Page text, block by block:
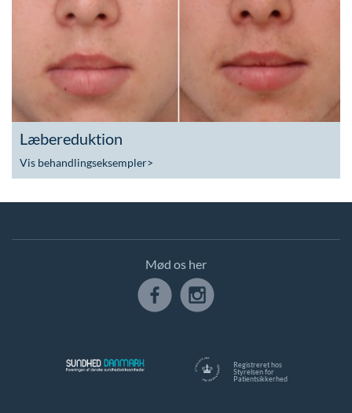
Læbereduktion
Vis behandlingseksempler>
Registreret hos
Styrelsen for
Patientsikkerhed
Mød os her